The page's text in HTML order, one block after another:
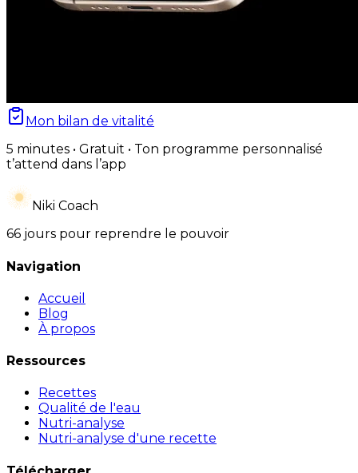
Mon bilan de vitalité
5 minutes • Gratuit • Ton programme personnalisé
t’attend dans l’app
Niki Coach
66 jours pour reprendre le pouvoir
Navigation
Accueil
Blog
À propos
Ressources
Recettes
Qualité de l'eau
Nutri-analyse
Nutri-analyse d'une recette